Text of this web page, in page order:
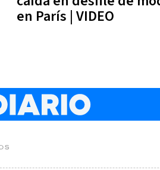
en París | VIDEO